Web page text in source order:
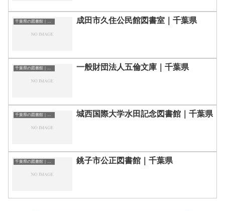
千葉県の図書館｜勉強できる場所 成田市久住公民館図書室｜千葉県
一般財団法人五倫文庫｜千葉県
城西国際大学水田記念図書館｜千葉県
銚子市公正図書館｜千葉県